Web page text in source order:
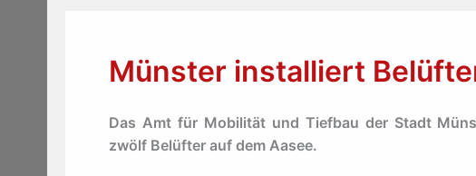
Münster installiert
Das Amt für Mobilität und Tiefbau der Stadt
zwölf Belüfter auf dem Aasee.